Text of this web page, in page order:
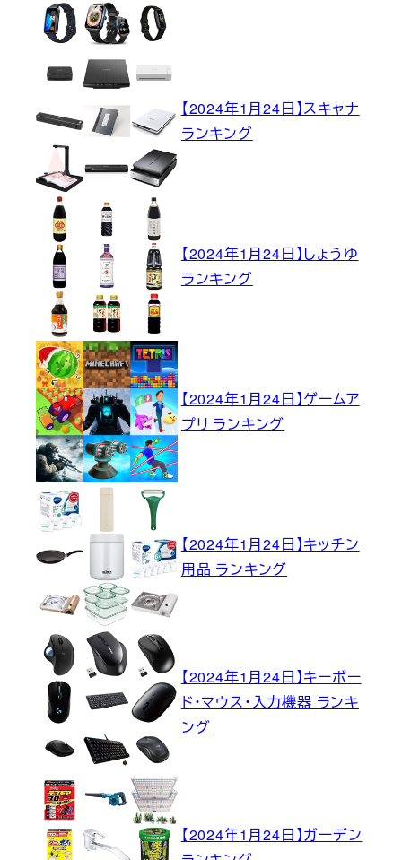
【2024年1月24日】スキャナ
ランキング
【2024年1月24日】しょうゆ
ランキング
【2024年1月24日】ゲームア
プリ ランキング
【2024年1月24日】キッチン
用品 ランキング
【2024年1月24日】キーボー
ド・マウス・入力機器 ランキ
ング
【2024年1月24日】ガーデン